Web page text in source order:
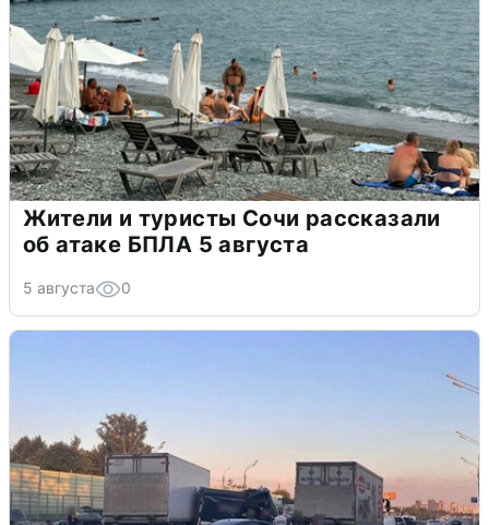
Жители и туристы Сочи рассказали
об атаке БПЛА 5 августа
5 августа 0